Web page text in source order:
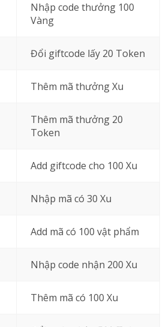
Nhập code thưởng 100
Vàng
Đổi giftcode lấy 20 Token
Thêm mã thưởng Xu
Thêm mã thưởng 20
Token
Add giftcode cho 100 Xu
Nhập mã có 30 Xu
Add mã có 100 vật phẩm
Nhập code nhận 200 Xu
Thêm mã có 100 Xu